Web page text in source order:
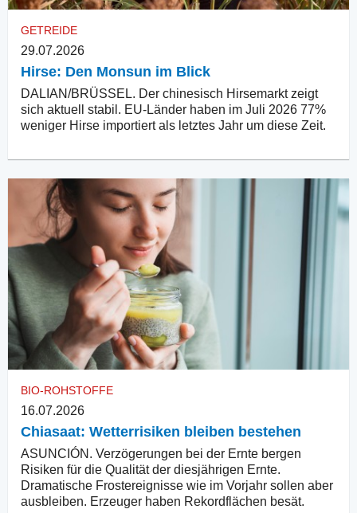
GETREIDE
29.07.2026
Hirse: Den Monsun im Blick
DALIAN/BRÜSSEL. Der chinesisch Hirsemarkt zeigt
sich aktuell stabil. EU-Länder haben im Juli 2026 77%
weniger Hirse importiert als letztes Jahr um diese Zeit.
BIO-ROHSTOFFE
16.07.2026
Chiasaat: Wetterrisiken bleiben bestehen
ASUNCIÓN. Verzögerungen bei der Ernte bergen
Risiken für die Qualität der diesjährigen Ernte.
Dramatische Frostereignisse wie im Vorjahr sollen aber
ausbleiben. Erzeuger haben Rekordflächen besät.